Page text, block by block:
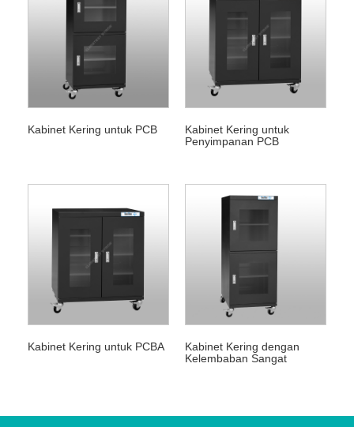
Kabinet Kering untuk PCB
Kabinet Kering untuk
Penyimpanan PCB
Kabinet Kering untuk PCBA
Kabinet Kering dengan
Kelembaban Sangat